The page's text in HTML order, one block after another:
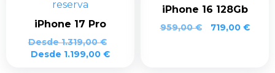
iPhone 17 Pro
Desde1.319,00€
Desde 1.199,00 €
iPhone 16 128Gb
959,00€ 719,00 €